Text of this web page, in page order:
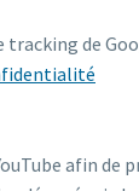
de
afin de